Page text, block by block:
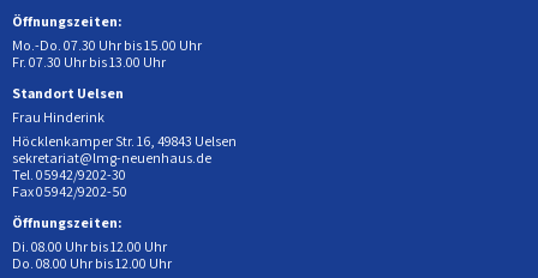
Öffnungszeiten:
Mo.-Do. 07.30 Uhr bis 15.00 Uhr
Fr. 07.30 Uhr bis 13.00 Uhr
Standort Uelsen
Frau Hinderink
Höcklenkamper Str. 16, 49843 Uelsen
sekretariat@lmg-neuenhaus.de
Tel. 05942/9202-30
Fax 05942/9202-50
Öffnungszeiten:
Di. 08.00 Uhr bis 12.00 Uhr
Do. 08.00 Uhr bis 12.00 Uhr